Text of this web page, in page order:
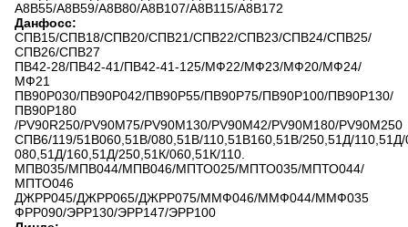
А8В55/А8В59/А8В80/А8В107/А8В115/А8В172
Данфосс:
СПВ15/СПВ18/СПВ20/СПВ21/СПВ22/СПВ23/СПВ24/СПВ25/
СПВ26/СПВ27
ПВ42-28/ПВ42-41/ПВ42-41-125/МФ22/МФ23/МФ20/МФ24/
МФ21
ПВ90Р030/ПВ90Р042/ПВ90Р55/ПВ90Р75/ПВ90Р100/ПВ90Р130/
ПВ90Р180
/PV90R250/PV90M75/PV90M130/PV90M42/PV90M180/PV90M250
СПВ6/119/51В060,51В/080,51В/110,51В160,51В/250,51Д/
080,51Д/160,51Д/250,51К/060,51К/110.
МПВ035/МПВ044/МПВ046/МПТО025/МПТО035/МПТО044/
МПТО046
ДЖРР045/ДЖРР065/ДЖРР075/ММФ046/ММФ044/ММФ035
ФРР090/ЭРР130/ЭРР147/ЭРР100